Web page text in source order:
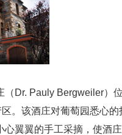
（Dr. Pauly Bergweiler）
区。该酒庄对葡萄园悉心
心翼翼的手工采摘，使酒